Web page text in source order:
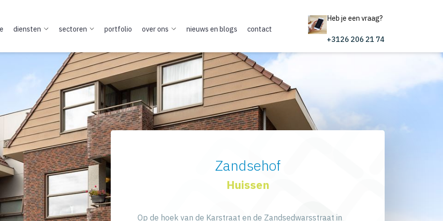
diensten sectoren portfolio over ons nieuws en blogs contact
Heb je een vraag?
+3126 206 21 74
Zandsehof
Huissen
Op de hoek van de Karstraat en de Zandsedwarsstraat in